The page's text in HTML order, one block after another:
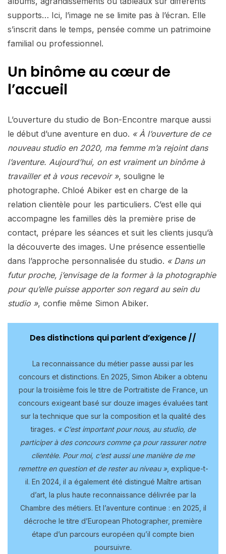
supports… Ici, l’image ne se limite pas à l’écran. Elle
s’inscrit dans le temps, pensée comme un patrimoine
familial ou professionnel.
Un binôme au cœur de
l’accueil
L’ouverture du studio de Bon-Encontre marque aussi
le début d’une aventure en duo. « À l’ouverture de ce
nouveau studio en 2020, ma femme m’a rejoint dans
l’aventure. Aujourd’hui, on est vraiment un binôme à
travailler et à vous recevoir », souligne le
photographe. Chloé Abiker est en charge de la
relation clientèle pour les particuliers. C’est elle qui
accompagne les familles dès la première prise de
contact, prépare les séances et suit les clients jusqu’à
la découverte des images. Une présence essentielle
dans l’approche personnalisée du studio. « Dans un
futur proche, j’envisage de la former à la photographie
pour qu’elle puisse apporter son regard au sein du
studio », confie même Simon Abiker.
Des distinctions qui parlent d’exigence //
La reconnaissance du métier passe aussi par les
concours et distinctions. En 2025, Simon Abiker a obtenu
pour la troisième fois le titre de Portraitiste de France, un
concours exigeant basé sur douze images évaluées tant
sur la technique que sur la composition et la qualité des
tirages. « C’est important pour nous, au studio, de
participer à des concours comme ça pour rassurer notre
clientèle. Pour moi, c’est aussi une manière de me
remettre en question et de rester au niveau », explique-t-
il. En 2024, il a également été distingué Maître artisan
d’art, la plus haute reconnaissance délivrée par la
Chambre des métiers. Et l’aventure continue : en 2025, il
décroche le titre d’European Photographer, première
étape d’un parcours européen qu’il compte bien
poursuivre.